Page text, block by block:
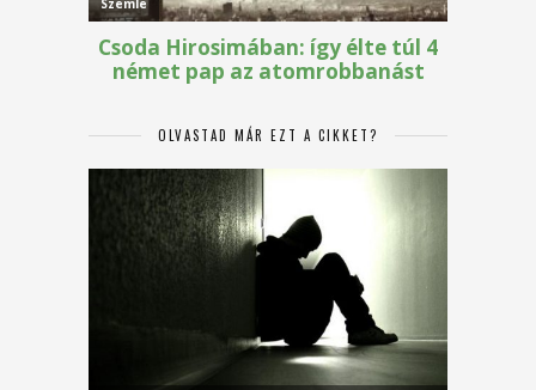
OLVASTAD MÁR EZT A CIKKET?